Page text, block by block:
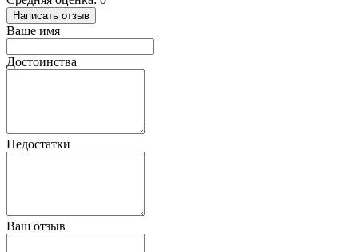
Написать отзыв
Ваше имя
Достоинства
Недостатки
Ваш отзыв